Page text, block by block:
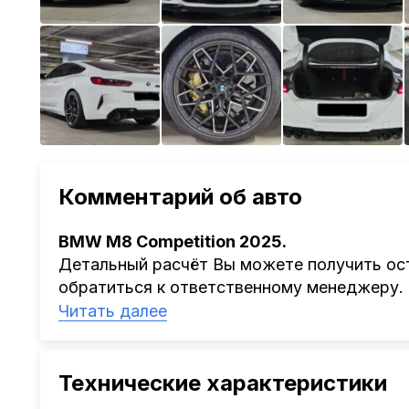
Комментарий об авто
BMW M8 Competition 2025.
Детальный расчёт Вы можете получить
обратиться к ответственному менеджеру.
Наша компания
проверка автомобиля, полное
растаможке. Экономьте свое время и
Читать далее
Технические характеристики